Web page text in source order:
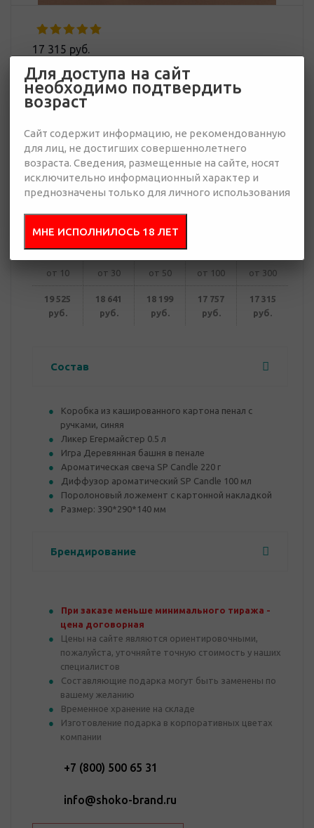
17 315 руб.
Отправить
В корзину
Купить в 1 клик
от 10 от 30 от 50 от 100 от 300
19 525
руб.
18 641
руб.
18 199
руб.
17 757
руб.
17 315
руб.
Состав
Коробка из кашированного картона пенал с
ручками, синяя
Ликер Егермайстер 0.5 л
Игра Деревянная башня в пенале
Ароматическая свеча SP Candle 220 г
Диффузор ароматический SP Candle 100 мл
Поролоновый ложемент с картонной накладкой
Размер: 390*290*140 мм
Брендирование
При заказе меньше минимального тиража -
цена договорная
Цены на сайте являются ориентировочными,
пожалуйста, уточняйте точную стоимость у наших
специалистов
Составляющие подарка могут быть заменены по
вашему желанию
Временное хранение на складе
Изготовление подарка в корпоративных цветах
компании
+7 (800) 500 65 31
info@shoko-brand.ru
Для доступа на сайт
необходимо подтвердить
возраст
Сайт содержит информацию, не рекомендованную
для лиц, не достигших совершеннолетнего
возраста. Сведения, размещенные на сайте, носят
исключительно информационный характер и
преднозначены только для личного использования
МНЕ ИСПОЛНИЛОСЬ 18 ЛЕТ